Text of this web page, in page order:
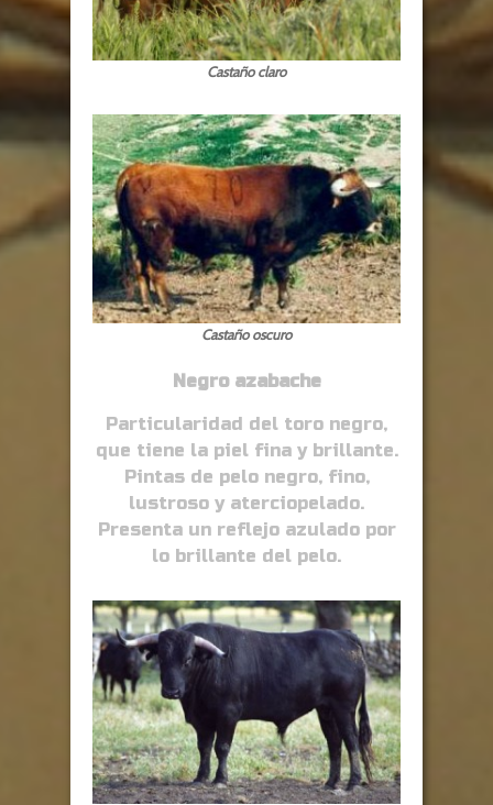
Castaño claro
Castaño oscuro
Negro azabache
Particularidad del toro negro,
que tiene la piel fina y brillante.
Pintas de pelo negro, fino,
lustroso y aterciopelado.
Presenta un reflejo azulado por
lo brillante del pelo.